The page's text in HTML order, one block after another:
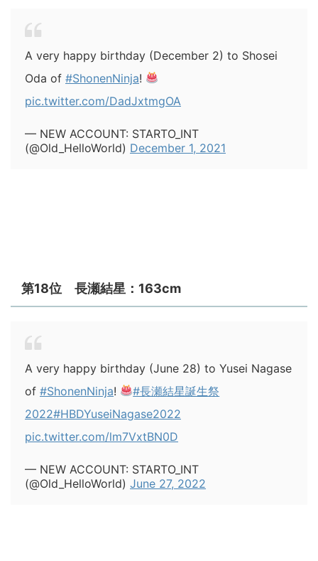
A very happy birthday (December 2) to Shosei
Oda of #ShonenNinja!
pic.twitter.com/DadJxtmgOA
— NEW ACCOUNT: STARTO_INT
(@Old_HelloWorld) December 1, 2021
第18位 長瀬結星：163cm
A very happy birthday (June 28) to Yusei Nagase
of #ShonenNinja!
#長瀬結星誕生祭
2022#HBDYuseiNagase2022
pic.twitter.com/lm7VxtBN0D
— NEW ACCOUNT: STARTO_INT
(@Old_HelloWorld) June 27, 2022